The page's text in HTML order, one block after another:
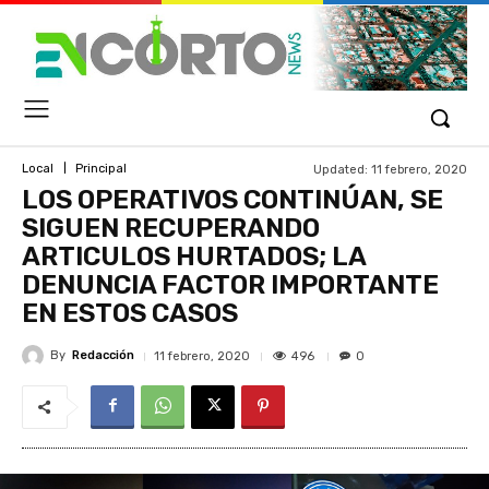
Local Principal Updated: 11 febrero, 2020
LOS OPERATIVOS CONTINÚAN, SE
SIGUEN RECUPERANDO
ARTICULOS HURTADOS; LA
DENUNCIA FACTOR IMPORTANTE
EN ESTOS CASOS
By Redacción 11 febrero, 2020 496 0